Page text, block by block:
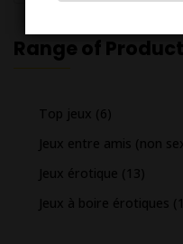
Range of
Top jeux (6)
Jeux entre amis (non
Jeux érotique (13)
Jeux à boire érotiques